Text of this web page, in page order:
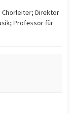
Chorleiter; Direktor
Professor für